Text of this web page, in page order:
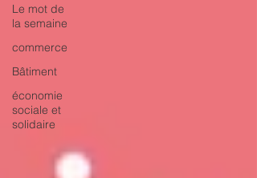
Le mot de
la semaine
commerce
Bâtiment
économie
sociale et
solidaire